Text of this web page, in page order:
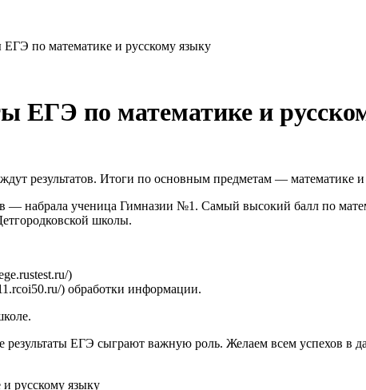
ЕГЭ по математике и русскому языку
ЕГЭ по математике и
результатов. Итоги по основным предметам — математике
набрала ученица Гимназии №1. Самый высокий балл по
школы.
)
) обработки информации.
ЕГЭ сыграют важную роль. Желаем всем успехов в